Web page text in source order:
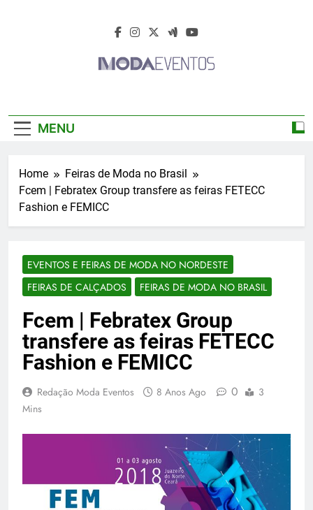
2026 – Desfiles
Feiras De Moda
2026
Feiras De Moda 2026 – Feiras De Moda No
MENU
Home
Feiras de Moda no Brasil
Fcem | Febratex Group transfere as feiras FETECC
Fashion e FEMICC
EVENTOS E FEIRAS DE MODA NO NORDESTE
FEIRAS DE CALÇADOS
FEIRAS DE MODA NO BRASIL
Fcem | Febratex Group
transfere as feiras FETECC
Fashion e FEMICC
Redação Moda Eventos 8 Anos Ago 0
3
Mins